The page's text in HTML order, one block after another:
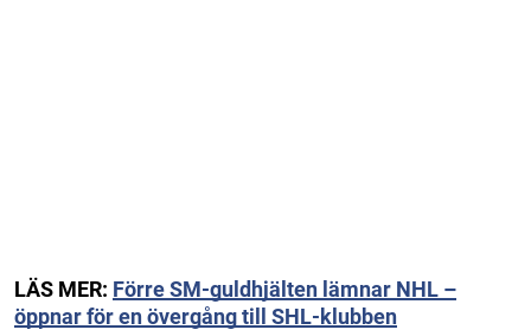
LÄS MER: Förre SM-guldhjälten lämnar NHL –
öppnar för en övergång till SHL-klubben